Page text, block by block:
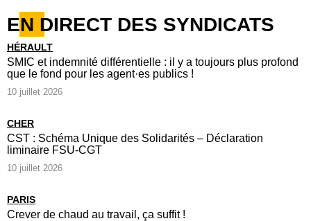
EN DIRECT DES SYNDICATS
HÉRAULT
SMIC et indemnité différentielle : il y a toujours plus profond
que le fond pour les agent·es publics !
10 juillet 2026
CHER
CST : Schéma Unique des Solidarités – Déclaration
liminaire FSU-CGT
10 juillet 2026
PARIS
Crever de chaud au travail, ça suffit !